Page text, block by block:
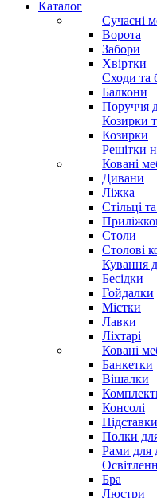
Каталог
Сучасні
Ворота
Забори
Хвіртки
Сходи та
Балкони
Поруччя
Козирки
Козирки
Решітки
Ковані
Дивани
Ліжка
Стільці
Столи
Столові
Кування
Бесідки
Гойдалки
Містки
Лавки
Ліхтарі
Ковані
Банкетки
Вішалки
Консолі
Полки
Рами для
Бра
Люстри